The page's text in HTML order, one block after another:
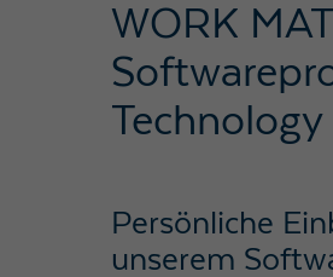
WORK
Technology
Persönliche
unserem